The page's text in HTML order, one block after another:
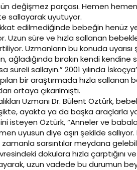
değişmez parçası. Hemen
sallayarak uyutuyor.
edilmediğinde bebeğin henüz
süre ve hızla sallanan
Uzmanların bu konuda uyarısı
ağladığında bırakın kendi kendine
sallayın.” 2001 yılında
bir araştırmada hızla sallanan
ortaya çıkarılmıştı.
Uzmanı Dr. Bülent Öztürk,
ayakta ya da başka araçlarla
isteyen Öztürk, “Anneler ve
uyusun diye aşırı şekilde
sarsıntılar meydana
dokulara hızla çarptığını
uzun vadede bu durumun